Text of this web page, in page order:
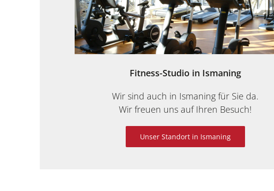
Fitness-Studio in Ismaning
Wir sind auch in Ismaning für Sie da.
Wir freuen uns auf Ihren Besuch!
Unser Standort in Ismaning